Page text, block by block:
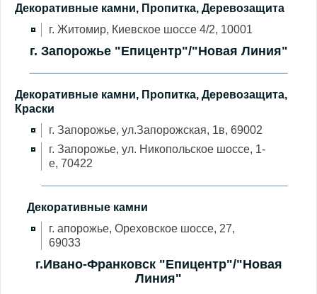
Декоративные камни, Пропитка, Деревозащита
г. Житомир, Киевское шоссе 4/2, 10001
г. Запорожье "Епицентр"/"Новая Линия"
Декоративные камни, Пропитка, Деревозащита,
Краски
г. Запорожье, ул.Запорожская, 1в, 69002
г. Запорожье, ул. Никопольское шоссе, 1-
е, 70422
Декоративные камни
г. апорожье, Ореховское шоссе, 27,
69033
г.Ивано-Франковск "Епицентр"/"Новая
Линия"